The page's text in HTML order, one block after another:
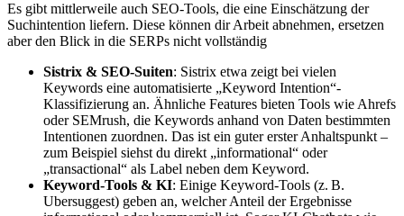
Es gibt mittlerweile auch SEO-Tools, die eine Einschätzung der
Suchintention liefern. Diese können dir Arbeit abnehmen, ersetzen
aber den Blick in die SERPs nicht vollständig
Sistrix & SEO-Suiten: Sistrix etwa zeigt bei vielen
Keywords eine automatisierte „Keyword Intention“-
Klassifizierung an. Ähnliche Features bieten Tools wie Ahrefs
oder SEMrush, die Keywords anhand von Daten bestimmten
Intentionen zuordnen. Das ist ein guter erster Anhaltspunkt –
zum Beispiel siehst du direkt „informational“ oder
„transactional“ als Label neben dem Keyword.
Keyword-Tools & KI: Einige Keyword-Tools (z. B.
Ubersuggest) geben an, welcher Anteil der Ergebnisse